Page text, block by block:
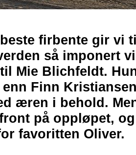
firbente gir vi
så imponert
Mie Blichfeldt.
enn Finn
æren i behold.
på oppløpet,
favoritten Oliver.